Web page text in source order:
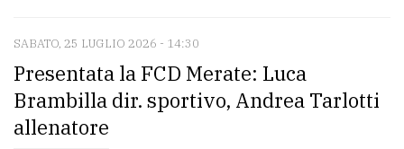
SABATO, 25 LUGLIO 2026 - 14:30
Presentata la FCD Merate: Luca
Brambilla dir. sportivo, Andrea Tarlotti
allenatore